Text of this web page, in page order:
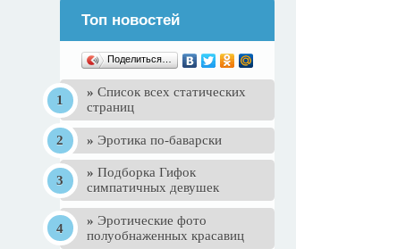
Топ новостей
Поделиться…
» Список всех статических
страниц
» Эротика по-баварски
» Подборка Гифок
симпатичных девушек
» Эротические фото
полуобнаженных красавиц